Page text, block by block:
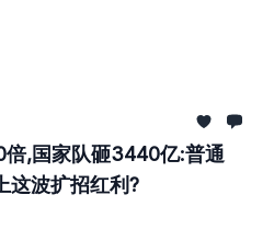
,国家队砸3440亿:普通
这波扩招红利?